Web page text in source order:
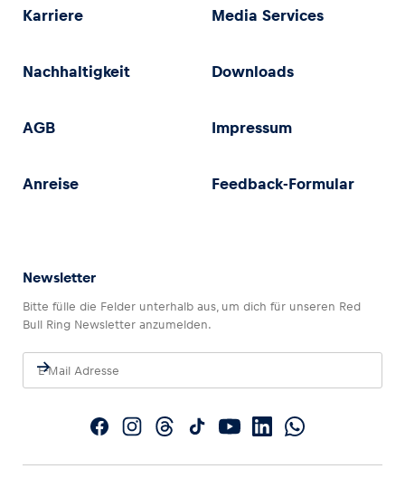
Karriere Media Services
Nachhaltigkeit Downloads
AGB Impressum
Anreise Feedback-Formular
Newsletter
Bitte fülle die Felder unterhalb aus, um dich für unseren Red
Bull Ring Newsletter anzumelden.